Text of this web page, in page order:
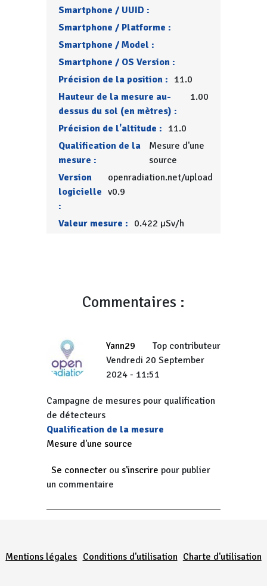
Smartphone / UUID :
Smartphone / Platforme :
Smartphone / Model :
Smartphone / OS Version :
Précision de la position : 11.0
Hauteur de la mesure au-
dessus du sol (en mètres) :
1.00
Précision de l'altitude : 11.0
Qualification de la
mesure :
Mesure d'une
source
Version
logicielle
:
openradiation.net/upload
v0.9
Valeur mesure : 0.422 µSv/h
Commentaires :
Yann29
Top contributeur
Vendredi 20 September
2024 - 11:51
Campagne de mesures pour qualification
de détecteurs
Qualification de la mesure
Mesure d'une source
Se connecter ou s'inscrire pour publier
un commentaire
Mentions légales Conditions d'utilisation Charte d'utilisation